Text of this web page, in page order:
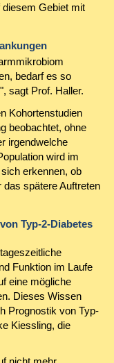
Gebiet mit
bedarf es so
sagt Prof. Haller.
Kohortenstudien
beobachtet, ohne
irgendwelche
wird im
erkennen, ob
spätere Auftreten
Typ-2-Diabetes
Funktion im Laufe
eine mögliche
Dieses Wissen
Prognostik von Typ-
Kiessling, die